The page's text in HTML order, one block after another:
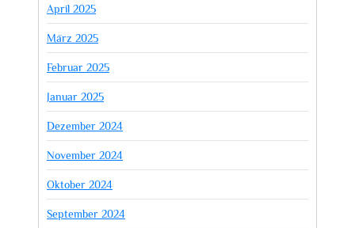
April 2025
März 2025
Februar 2025
Januar 2025
Dezember 2024
November 2024
Oktober 2024
September 2024